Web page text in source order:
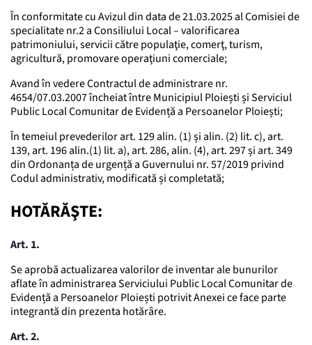
În conformitate cu Avizul din data de 21.03.2025 al Comisiei de
specialitate nr.2 a Consiliului Local – valorificarea
patrimoniului, servicii către populaţie, comerţ, turism,
agricultură, promovare operaţiuni comerciale;
Avand în vedere Contractul de administrare nr.
4654/07.03.2007 încheiat între Municipiul Ploiești și Serviciul
Public Local Comunitar de Evidență a Persoanelor Ploiești;
În temeiul prevederilor art. 129 alin. (1) și alin. (2) lit. c), art.
139, art. 196 alin.(1) lit. a), art. 286, alin. (4), art. 297 și art. 349
din Ordonanța de urgență a Guvernului nr. 57/2019 privind
Codul administrativ, modificată și completată;
HOTĂRĂŞTE:
Art. 1.
Se aprobă actualizarea valorilor de inventar ale bunurilor
aflate în administrarea Serviciului Public Local Comunitar de
Evidență a Persoanelor Ploiești potrivit Anexei ce face parte
integrantă din prezenta hotărâre.
Art. 2.